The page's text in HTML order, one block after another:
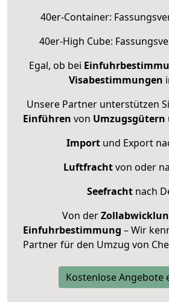
40er-Container:
40er-High Cube:
Egal, ob bei
Visabestimmungen
Unsere Partner unterstützen
Einführen von Umzugsgütern
Import und Export
Luftfrachtvon oder
Seefracht nach
Von der
Einfuhrbestimmung – Wir
Partner für den Umzug von
Kostenlose Angebote